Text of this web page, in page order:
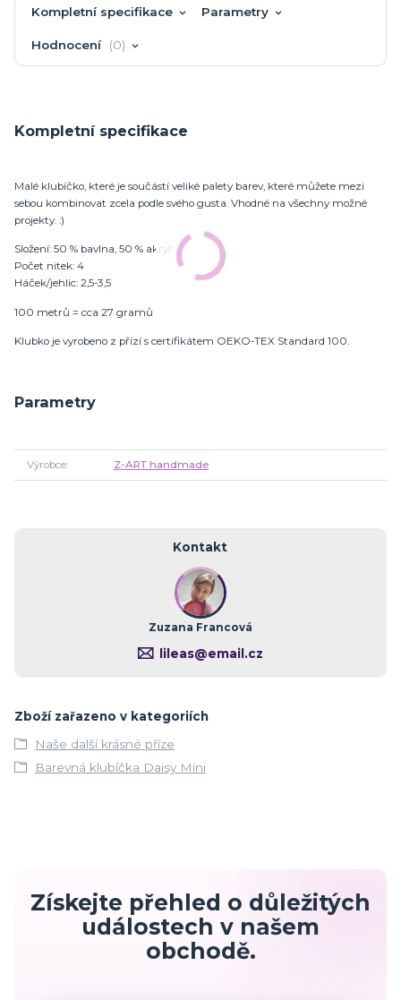
Kompletní specifikace Parametry
Hodnocení 0
Kompletní specifikace
Malé klubíčko, které je součástí veliké palety barev, které můžete mezi
sebou kombinovat zcela podle svého gusta. Vhodné na všechny možné
projekty. :)
Složení: 50 % bavlna, 50 % akryl
Počet nitek: 4
Háček/jehlic: 2,5-3,5
100 metrů = cca 27 gramů
Klubko je vyrobeno z přízí s certifikátem OEKO-TEX Standard 100.
Parametry
Výrobce Z-ART handmade
Kontakt
Zuzana Francová
lileas@email.cz
Zboží zařazeno v kategoriích
Naše další krásné příze
Barevná klubíčka Daisy Mini
Získejte přehled o důležitých
událostech v našem
obchodě.